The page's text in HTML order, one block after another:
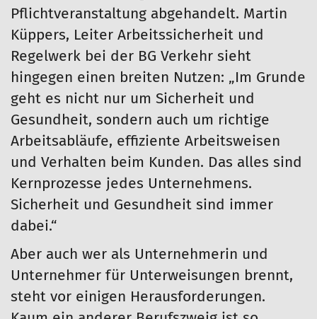
Pflichtveranstaltung abgehandelt. Martin
Küppers, Leiter Arbeitssicherheit und
Regelwerk bei der BG Verkehr sieht
hingegen einen breiten Nutzen: „Im Grunde
geht es nicht nur um Sicherheit und
Gesundheit, sondern auch um richtige
Arbeitsabläufe, effiziente Arbeitsweisen
und Verhalten beim Kunden. Das alles sind
Kernprozesse jedes Unternehmens.
Sicherheit und Gesundheit sind immer
dabei.“
Aber auch wer als Unternehmerin und
Unternehmer für Unterweisungen brennt,
steht vor einigen Herausforderungen.